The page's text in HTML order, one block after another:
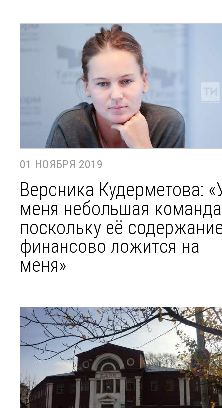
01 НОЯБРЯ 2019
Вероника Кудерметова:
меня небольшая
поскольку её
финансово ложится на
меня»